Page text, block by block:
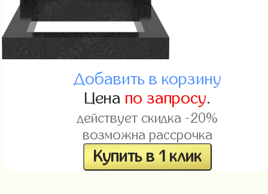
Добавить в корзину
Цена по запросу.
действует скидка -20%
возможна рассрочка
Купить в 1 клик